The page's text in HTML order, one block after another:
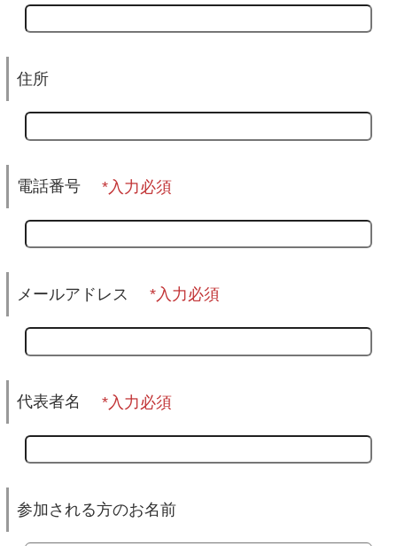
住所
電話番号
メールアドレス
代表者名
参加される方のお名前